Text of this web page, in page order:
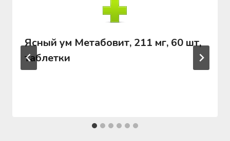
Ясный ум Метабовит, 211 мг, 60 шт,
таблетки